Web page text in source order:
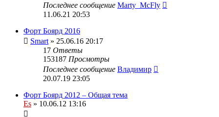
Последнее сообщение Marty_McFly
11.06.21 20:53
Форт Боярд 2016
Smart » 25.06.16 20:17
17 Ответы
153187 Просмотры
Последнее сообщение Владимир
20.07.19 23:05
Форт Боярд 2012 – Общая тема
Es » 10.06.12 13:16